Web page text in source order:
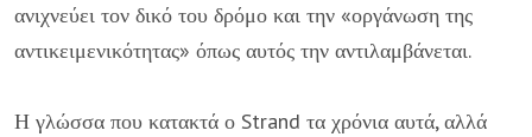
ανιχνεύει τον δικό του δρόμο και την «οργάνωση της
αντικειμενικότητας» όπως αυτός την αντιλαμβάνεται.
Η γλώσσα που κατακτά ο Strand τα χρόνια αυτά, αλλά